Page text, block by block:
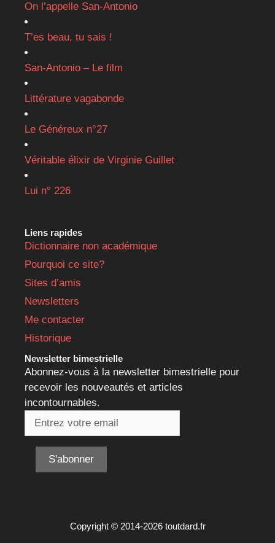
On l’appelle San-Antonio
T’es beau, tu sais !
San-Antonio – Le film
Littérature vagabonde
Le Généreux n°27
Véritable élixir de Virginie Guillet
Lui n° 226
Liens rapides
Dictionnaire non académique
Pourquoi ce site?
Sites d’amis
Newsletters
Me contacter
Historique
Newsletter bimestrielle
Abonnez-vous à la newsletter bimestrielle pour
recevoir les nouveautés et articles
incontournables.
Copyright © 2014-2026 toutdard.fr